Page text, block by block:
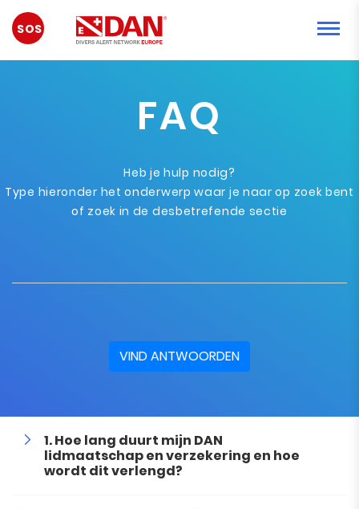
NOODGEVAL
FAQ
Heb je hulp nodig?
Type hieronder het onderwerp waar je naar op zoek bent
of zoek in de desbetrefende sectie
VIND ANTWOORDEN
Hoe lang duurt mijn DAN
lidmaatschap en verzekering en hoe
wordt dit verlengd?